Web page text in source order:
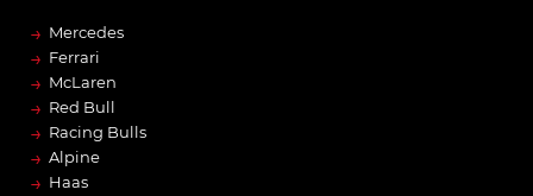
→ Mercedes
→ Ferrari
→ McLaren
→ Red Bull
→ Racing Bulls
→ Alpine
→ Haas